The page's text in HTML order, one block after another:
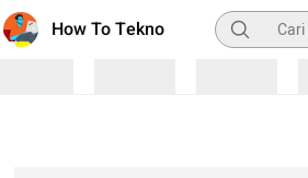
How To Tekno Pencarian